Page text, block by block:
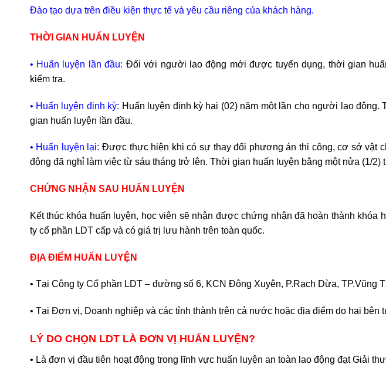
Đào tạo dựa trên điều kiện thực tế và yêu cầu riêng của khách hàng.
THỜI GIAN HUẤN LUYỆN
• Huấn luyện lần đầu: Đối với người lao động mới được tuyển dụng, thời gian
kiểm tra.
• Huấn luyện định kỳ: Huấn luyện định kỳ hai (02) năm một lần cho người lao
gian huấn luyện lần đầu.
• Huấn luyện lại: Được thực hiện khi có sự thay đổi phương án thi công, cơ sở vật
động đã nghỉ làm việc từ sáu tháng trở lên. Thời gian huấn luyện bằng một nửa (1/2)
CHỨNG NHẬN SAU HUẤN LUYỆN
Kết thúc khóa huấn luyện, học viên sẽ nhận được chứng nhận đã hoàn thành khóa
ty cổ phần LDT cấp và có giá trị lưu hành trên toàn quốc.
ĐỊA ĐIỂM HUẤN LUYỆN
• Tại Công ty Cổ phần LDT – đường số 6, KCN Đông Xuyên, P.Rạch Dừa, TP.Vũng
• Tại Đơn vị, Doanh nghiệp và các tỉnh thành trên cả nước hoặc địa điểm do hai bên
LÝ DO CHỌN LDT LÀ ĐƠN VỊ HUẤN LUYỆN?
• Là đơn vị đầu tiên hoạt động trong lĩnh vực huấn luyện an toàn lao động đạt Giải